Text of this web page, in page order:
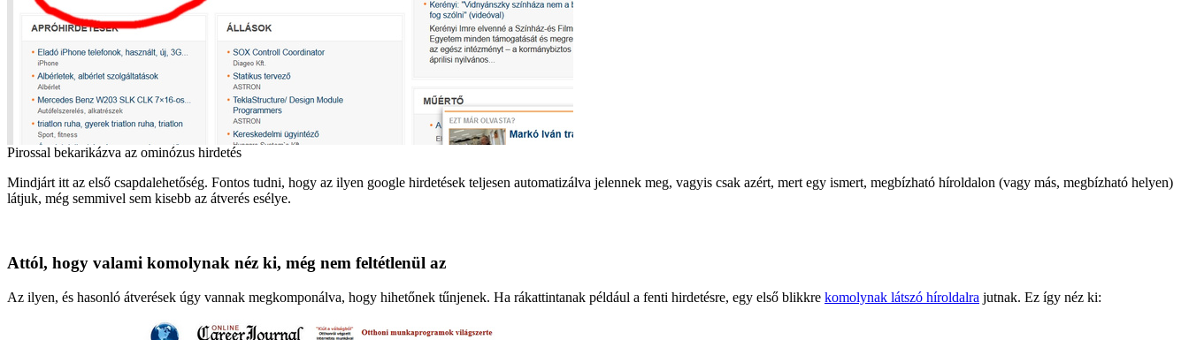
Pirossal bekarikázva az ominózus hirdetés
Mindjárt itt az első csapdalehetőség. Fontos tudni, hogy az ilyen google hirdetések teljesen automatizálva jelennek meg, vagyis csak azért, mert egy ismert, megbízható híroldalon (vagy más, megbízható helyen)
látjuk, még semmivel sem kisebb az átverés esélye.
Attól, hogy valami komolynak néz ki, még nem feltétlenül az
Az ilyen, és hasonló átverések úgy vannak megkomponálva, hogy hihetőnek tűnjenek. Ha rákattintanak például a fenti hirdetésre, egy első blikkre komolynak látszó híroldalra jutnak. Ez így néz ki: